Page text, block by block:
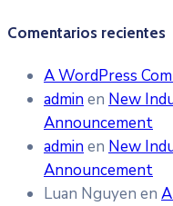
Comentarios recientes
A WordPress
adminen New
Announcement
adminen New
Announcement
Luan Nguyen en